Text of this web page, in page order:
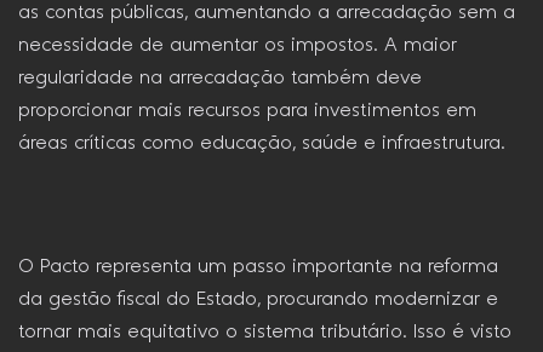
as contas públicas, aumentando a arrecadação sem a
necessidade de aumentar os impostos. A maior
regularidade na arrecadação também deve
proporcionar mais recursos para investimentos em
áreas críticas como educação, saúde e infraestrutura.
O Pacto representa um passo importante na reforma
da gestão fiscal do Estado, procurando modernizar e
tornar mais equitativo o sistema tributário. Isso é visto